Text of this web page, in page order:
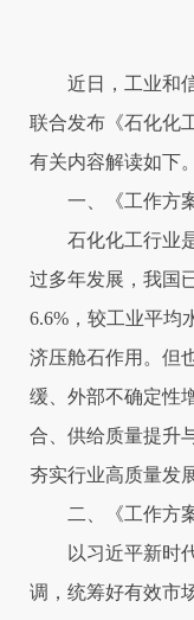
近日，工业和
联合发布《石化化
有关内容解读如下。
一、《工作方
石化化工行业
过多年发展，我国
6.6%，较工业平均
济压舱石作用。但
缓、外部不确定性
合、供给质量提升
夯实行业高质量发
二、《工作方
以习近平新时
调，统筹好有效市